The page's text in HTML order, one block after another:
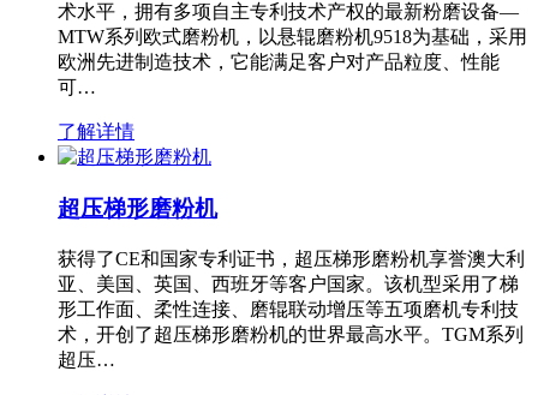
术水平，拥有多项自主专利技术产权的最新粉磨设备—
MTW系列欧式磨粉机，以悬辊磨粉机9518为基础，采用
欧洲先进制造技术，它能满足客户对产品粒度、性能
可…
了解详情
超压梯形磨粉机
获得了CE和国家专利证书，超压梯形磨粉机享誉澳大利
亚、美国、英国、西班牙等客户国家。该机型采用了梯
形工作面、柔性连接、磨辊联动增压等五项磨机专利技
术，开创了超压梯形磨粉机的世界最高水平。TGM系列
超压…